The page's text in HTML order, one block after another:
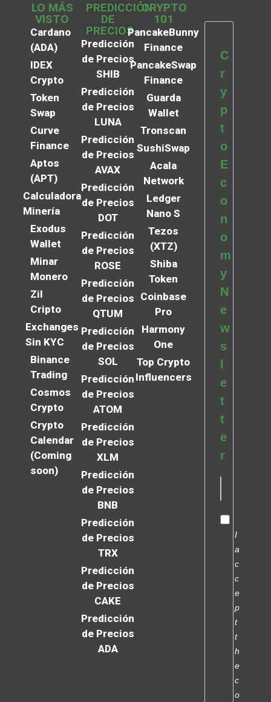
LO MÁS
VISTO
Cardano
(ADA)
IDEX
Crypto
Token
Swap
Curve
Finance
Aptos
(APT)
Calculadora
Minería
Exodus
Wallet
Minar
Monero
Zil
Cripto
Exchanges
Sin KYC
Binance
Trading
Cosmos
Crypto
Crypto
Calendar
(Coming
soon)
PREDICCIÓN
DE
PRECIOS
Predicción
de Precios
SHIB
Predicción
de Precios
LUNA
Predicción
de Precios
AVAX
Predicción
de Precios
DOT
Predicción
de Precios
ROSE
Predicción
de Precios
QTUM
Predicción
de Precios
SOL
Predicción
de Precios
ATOM
Predicción
de Precios
XLM
Predicción
de Precios
BNB
Predicción
de Precios
TRX
Predicción
de Precios
CAKE
Predicción
de Precios
ADA
CRYPTO
101
PancakeBunny
Finance
PancakeSwap
Finance
Guarda
Wallet
Tronscan
SushiSwap
Acala
Network
Ledger
Nano S
Tezos
(XTZ)
Shiba
Token
Coinbase
Pro
Harmony
One
Top Crypto
Influencers
C
r
y
p
t
o
E
c
o
n
o
m
y
N
e
w
s
e
t
t
e
r
I
a
c
c
e
p
t
t
h
e
c
o